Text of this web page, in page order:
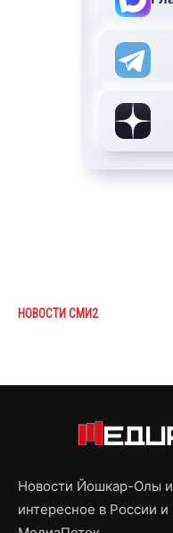
НОВОСТИ СМИ2
Новости Йошкар-Олы
интересное в России